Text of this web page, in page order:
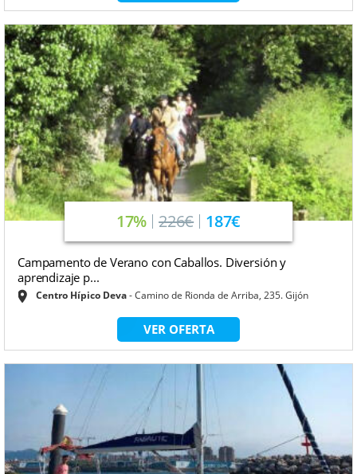
17% 226€ 187€
Campamento de Verano con Caballos. Diversión y
aprendizaje p...
Centro Hípico Deva Camino de Rionda de Arriba, 235. Gijón
VER OFERTA